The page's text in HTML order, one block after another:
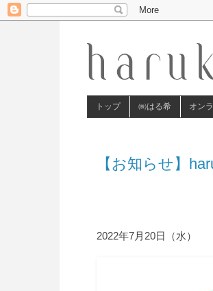
トップ ㈱はる希 オン
【お知らせ】
2022年7月20日（水）